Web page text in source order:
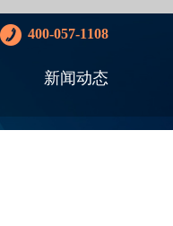
新闻动态
400-057-1108